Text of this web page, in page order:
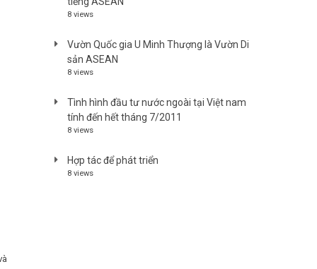
8 views
Vườn Quốc gia U Minh Thượng là Vườn Di
sản ASEAN
8 views
Tình hình đầu tư nước ngoài tại Việt nam
tính đến hết tháng 7/2011
8 views
Hợp tác để phát triển
8 views